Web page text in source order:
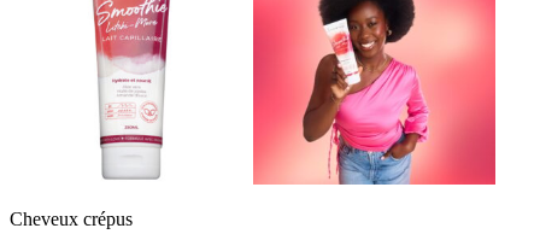
Cheveux crépus